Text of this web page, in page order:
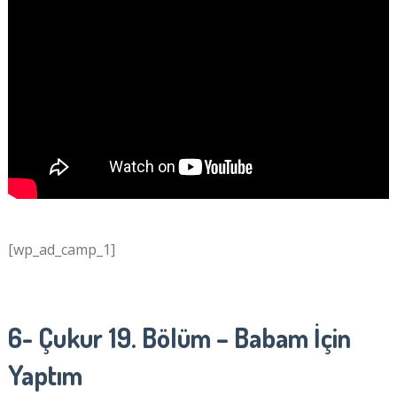
[wp_ad_camp_1]
6- Çukur 19. Bölüm – Babam İçin
Yaptım